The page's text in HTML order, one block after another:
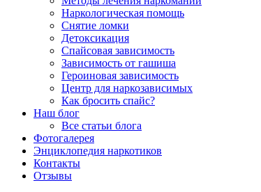
Наркологическая помощь
Снятие ломки
Детоксикация
Спайсовая зависимость
Зависимость от гашиша
Героиновая зависимость
Центр для наркозависимых
Как бросить спайс?
Наш блог
Все статьи блога
Фотогалерея
Энциклопедия наркотиков
Контакты
Отзывы